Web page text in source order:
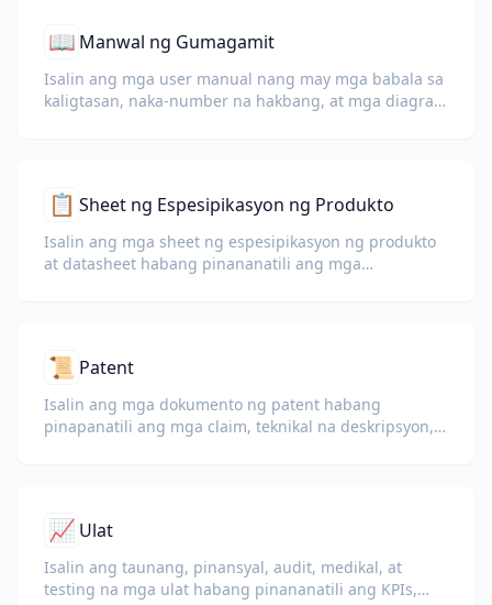
📖 Manwal ng Gumagamit
Isalin ang mga user manual nang may mga babala sa
kaligtasan, naka-number na hakbang, at mga diagram
📋 Sheet ng Espesipikasyon ng Produkto
Isalin ang mga sheet ng espesipikasyon ng produkto
at datasheet habang pinananatili ang mga
📜 Patent
Isalin ang mga dokumento ng patent habang
pinapanatili ang mga claim, teknikal na deskripsyon,
📈 Ulat
Isalin ang taunang, pinansyal, audit, medikal, at
testing na mga ulat habang pinananatili ang KPIs,